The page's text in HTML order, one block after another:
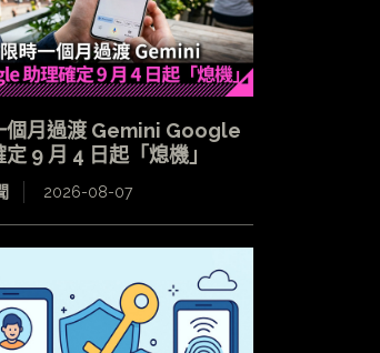
個月過渡 Gemini Google
9 月 4 日起「熄機」
2026-08-07